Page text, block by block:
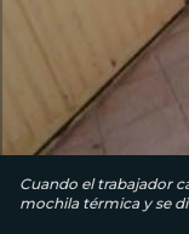
Cuando el trabajador
mochila térmica y se